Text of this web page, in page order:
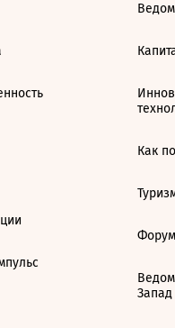
Как
Форум
Запад